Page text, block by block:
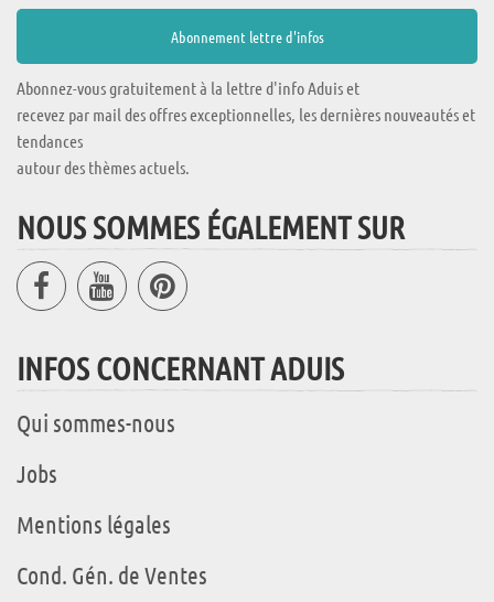
Abonnez-vous gratuitement à la lettre d'info Aduis et
recevez par mail des offres exceptionnelles, les dernières nouveautés et
tendances
autour des thèmes actuels.
NOUS SOMMES ÉGALEMENT SUR
INFOS CONCERNANT ADUIS
Qui sommes-nous
Jobs
Mentions légales
Cond. Gén. de Ventes